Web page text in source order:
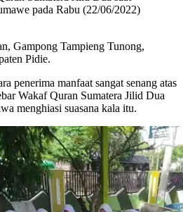
pada Rabu (22/06/2022)
Gampong Tampieng Tunong,
Pidie.
penerima manfaat sangat senang atas
Wakaf Quran Sumatera Jilid Dua
menghiasi suasana kala itu.